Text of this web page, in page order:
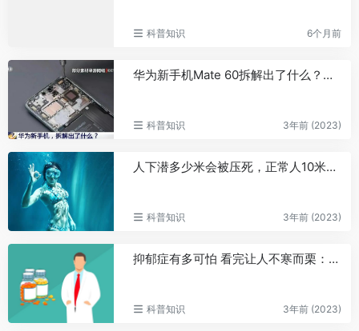
科普知识 6个月前
华为新手机Mate 60拆解出了什么？央视：二十分见证里程碑
科普知识 3年前 (2023)
人下潜多少米会被压死，正常人10米是极限/世界上潜水最深162米
科普知识 3年前 (2023)
抑郁症有多可怕 看完让人不寒而栗：李玟等明星都因它离世
科普知识 3年前 (2023)